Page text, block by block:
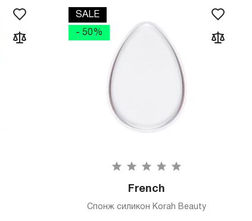
SALE
- 50%
French
Спонж силикон Korah Beauty